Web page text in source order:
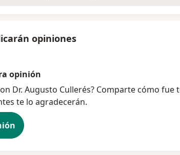
opiniones
opinión
Dr. Augusto Cullerés? Comparte cómo fue
te lo agradecerán.